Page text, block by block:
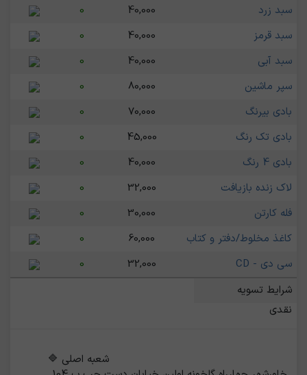
سبد زرد
40,000
0
سبد قرمز
40,000
0
سبد آبی
40,000
0
سپر ماشین
80,000
0
بادی بیرنگ
70,000
0
بادی تک رنگ
45,000
0
بادی 4 رنگ
40,000
0
لاک زنده بازیافت
32,000
0
فله کارتن
30,000
0
کاغذ مخلوط/دفتر و کتاب
60,000
0
سی دی - CD
32,000
0
شرایط تسویه
نقدی